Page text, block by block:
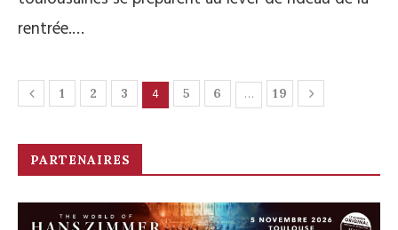
rentrée.…
1 2 3 4 5 6 … 19
PARTENAIRES